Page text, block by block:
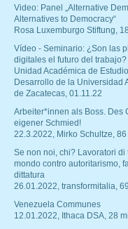
Video: Panel „Alternative
Alternatives to Democracy“
Rosa Luxemburgo Stiftung,
Vídeo - Seminario: ¿Son las
digitales el futuro del trabajo?
Unidad Académica de
Desarrollo de la Universidad
de Zacatecas, 01.11.22
Arbeiter*innen als Boss. Des
eigener Schmied!
22.3.2022, Mirko Schultze, 86
Se non noi, chi? Lavoratori di
mondo contro autoritarismo,
dittatura
26.01.2022, transformitalia,
Venezuela Communes
12.01.2022, Ithaca DSA, 28